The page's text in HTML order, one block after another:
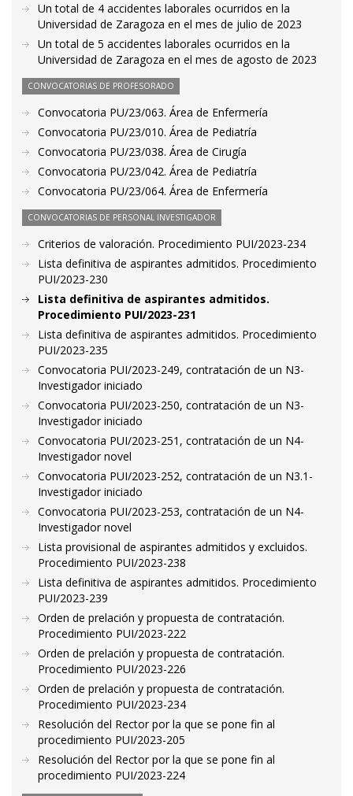
Un total de 4 accidentes laborales ocurridos en la
Universidad de Zaragoza en el mes de julio de 2023
Un total de 5 accidentes laborales ocurridos en la
Universidad de Zaragoza en el mes de agosto de 2023
CONVOCATORIAS DE PROFESORADO
Convocatoria PU/23/063. Área de Enfermería
Convocatoria PU/23/010. Área de Pediatría
Convocatoria PU/23/038. Área de Cirugía
Convocatoria PU/23/042. Área de Pediatría
Convocatoria PU/23/064. Área de Enfermería
CONVOCATORIAS DE PERSONAL INVESTIGADOR
Criterios de valoración. Procedimiento PUI/2023-234
Lista definitiva de aspirantes admitidos. Procedimiento
PUI/2023-230
Lista definitiva de aspirantes admitidos.
Procedimiento PUI/2023-231
Lista definitiva de aspirantes admitidos. Procedimiento
PUI/2023-235
Convocatoria PUI/2023-249, contratación de un N3-
Investigador iniciado
Convocatoria PUI/2023-250, contratación de un N3-
Investigador iniciado
Convocatoria PUI/2023-251, contratación de un N4-
Investigador novel
Convocatoria PUI/2023-252, contratación de un N3.1-
Investigador iniciado
Convocatoria PUI/2023-253, contratación de un N4-
Investigador novel
Lista provisional de aspirantes admitidos y excluidos.
Procedimiento PUI/2023-238
Lista definitiva de aspirantes admitidos. Procedimiento
PUI/2023-239
Orden de prelación y propuesta de contratación.
Procedimiento PUI/2023-222
Orden de prelación y propuesta de contratación.
Procedimiento PUI/2023-226
Orden de prelación y propuesta de contratación.
Procedimiento PUI/2023-234
Resolución del Rector por la que se pone fin al
procedimiento PUI/2023-205
Resolución del Rector por la que se pone fin al
procedimiento PUI/2023-224